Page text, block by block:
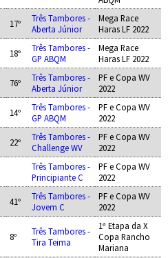
17º
Três Tambores -
Aberta Júnior
Mega Race
Haras LF 2022
18º
Três Tambores -
GP ABQM
Mega Race
Haras LF 2022
76º
Três Tambores -
Aberta Júnior
PF e Copa WV
2022
14º
Três Tambores -
GP ABQM
PF e Copa WV
2022
22º
Três Tambores -
Challenge WV
PF e Copa WV
2022
Três Tambores -
Principiante C
PF e Copa WV
2022
41º
Três Tambores -
Jovem C
PF e Copa WV
2022
8º
Três Tambores -
Tira Teima
1ª Etapa da X
Copa Rancho
Mariana